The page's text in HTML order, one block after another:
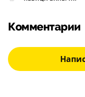
Комментарии